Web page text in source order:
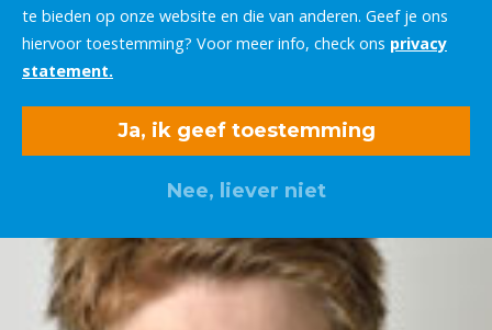
te bieden op onze website en die van anderen. Geef je ons
hiervoor toestemming? Voor meer info, check ons privacy
statement.
Ja, ik geef toestemming
Nee, liever niet